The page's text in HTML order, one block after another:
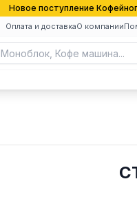
Новое поступление
Оплата и доставкаО компании